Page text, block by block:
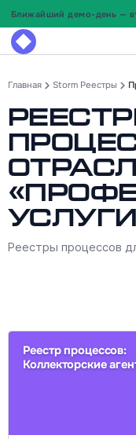
Главная Storm Реестры
Реестры процессов
Реестр процессов:
Коллекторские